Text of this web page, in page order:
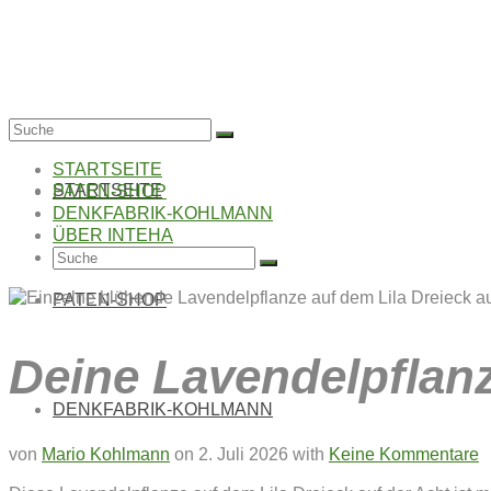
STARTSEITE
PATEN-SHOP
DENKFABRIK-KOHLMANN
Suche
STARTSEITE
PATEN-SHOP
DENKFABRIK-KOHLMANN
ÜBER INTEHA
Suche
Deine
von Mario Kohlmann on 2. Juli 2026 with Keine Kommentare